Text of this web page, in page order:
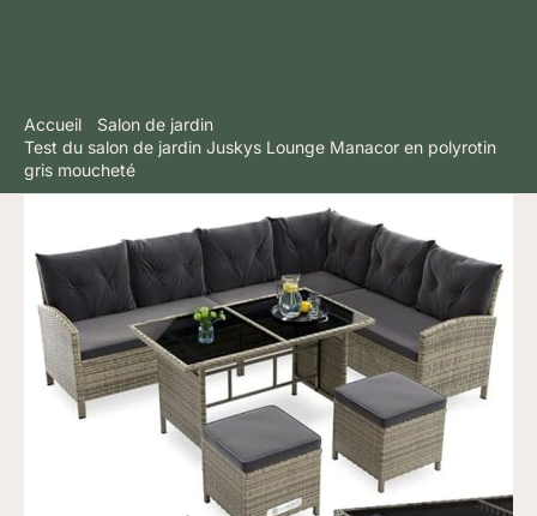
Accueil
Salon de jardin
Test du salon de jardin Juskys Lounge Manacor en polyrotin
gris moucheté